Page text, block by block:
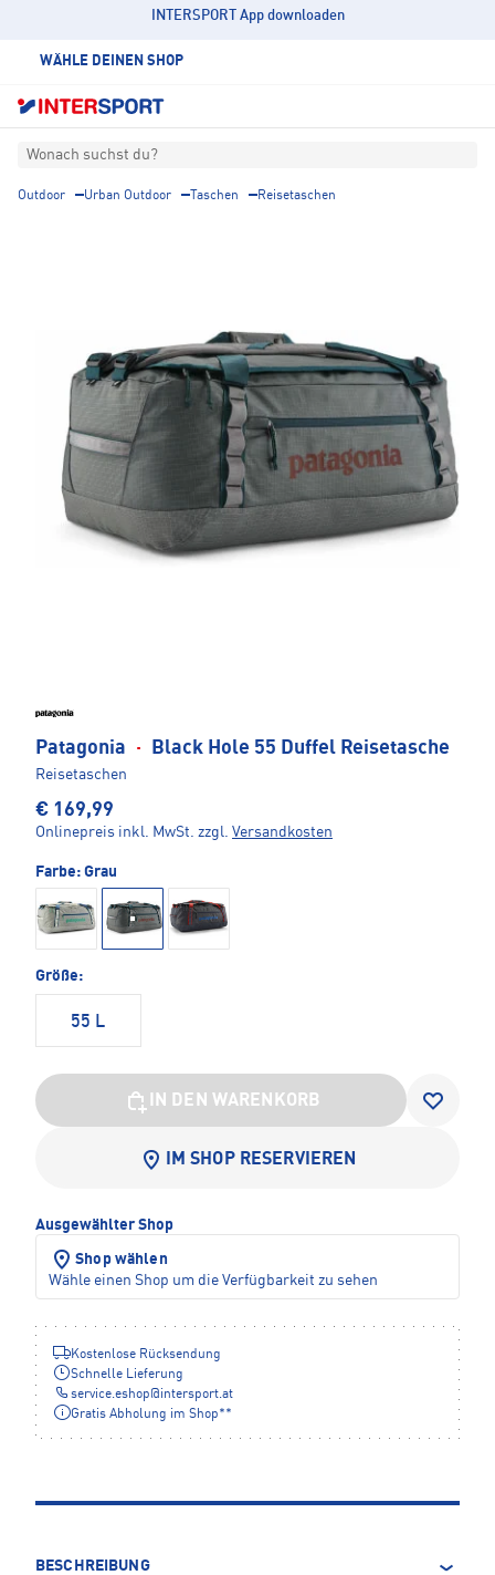
INTERSPORT App downloaden
WÄHLE DEINEN SHOP
Wonach suchst du?
Outdoor Urban Outdoor Taschen Reisetaschen
Patagonia · Black Hole 55 Duffel Reisetasche
Reisetaschen
€ 169,99
Onlinepreis inkl. MwSt. zzgl. Versandkosten
Farbe: Grau
Größe:
55 L
IN DEN WARENKORB
IM SHOP RESERVIEREN
Ausgewählter Shop
Shop wählen
Wähle einen Shop um die Verfügbarkeit zu sehen
Kostenlose Rücksendung
Schnelle Lieferung
service.eshop@intersport.at
Gratis Abholung im Shop**
BESCHREIBUNG